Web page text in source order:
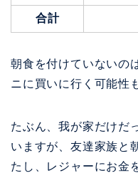
合計
朝食を付けていないの
ニに買いに行く可能性
たぶん、我が家だけだ
いますが、友達家族と
たし、レジャーにお金